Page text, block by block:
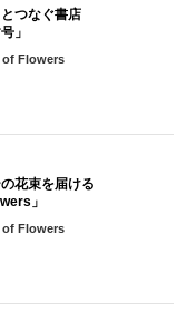
つなぐ書店
」
of Flowers
花束を届ける
」
of Flowers